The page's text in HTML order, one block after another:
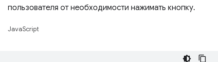
пользователя от необходимости нажимать кнопку.
JavaScript